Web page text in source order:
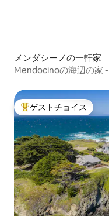
メンダシーノの一軒家
Mendocinoの海辺の家
大好評のゲストチョイス
ゲストチョイス